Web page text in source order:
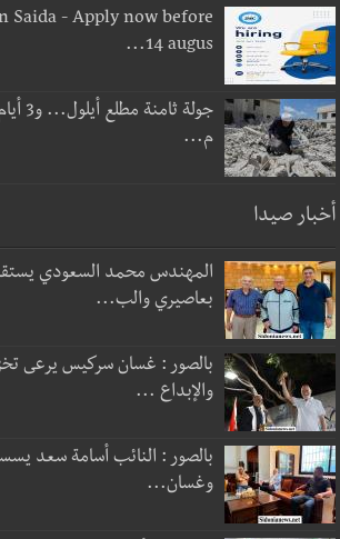
Saida - Apply now before
14 augus...
جولة
م...
أخبار صيدا
المهندس محمد السعودي
بعاصيري والب...
بالصور : غسان سركيس يرعى
والإبداع ...
بالصور : النائب أسامة سعد
وغسان...